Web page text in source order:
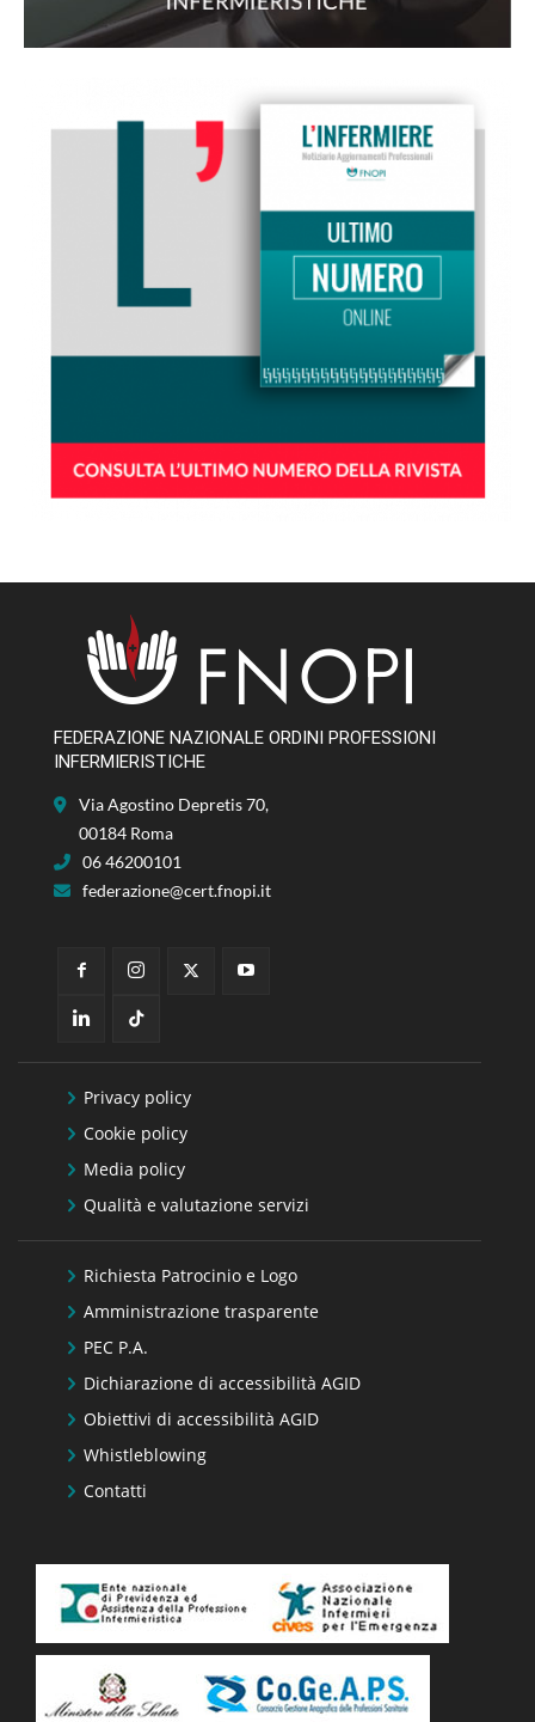
FEDERAZIONE NAZIONALE ORDINI PROFESSIONI
INFERMIERISTICHE
Via Agostino Depretis 70,
00184 Roma
06 46200101
federazione@cert.fnopi.it
Privacy policy
Cookie policy
Media policy
Qualità e valutazione servizi
Richiesta Patrocinio e Logo
Amministrazione trasparente
PEC P.A.
Dichiarazione di accessibilità AGID
Obiettivi di accessibilità AGID
Whistleblowing
Contatti